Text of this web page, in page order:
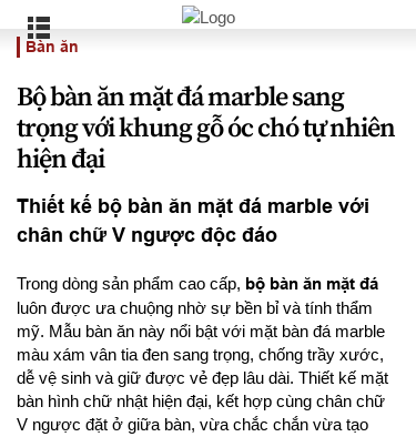
Bàn ăn
Bộ bàn ăn mặt đá marble sang
trọng với khung gỗ óc chó tự nhiên
hiện đại
Thiết kế bộ bàn ăn mặt đá marble với
chân chữ V ngược độc đáo
Trong dòng sản phẩm cao cấp, bộ bàn ăn mặt đá
luôn được ưa chuộng nhờ sự bền bỉ và tính thẩm
mỹ. Mẫu bàn ăn này nổi bật với mặt bàn đá marble
màu xám vân tia đen sang trọng, chống trầy xước,
dễ vệ sinh và giữ được vẻ đẹp lâu dài. Thiết kế mặt
bàn hình chữ nhật hiện đại, kết hợp cùng chân chữ
V ngược đặt ở giữa bàn, vừa chắc chắn vừa tạo